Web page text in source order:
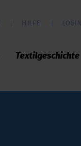
Textilgeschichte
HILFE LOGIN